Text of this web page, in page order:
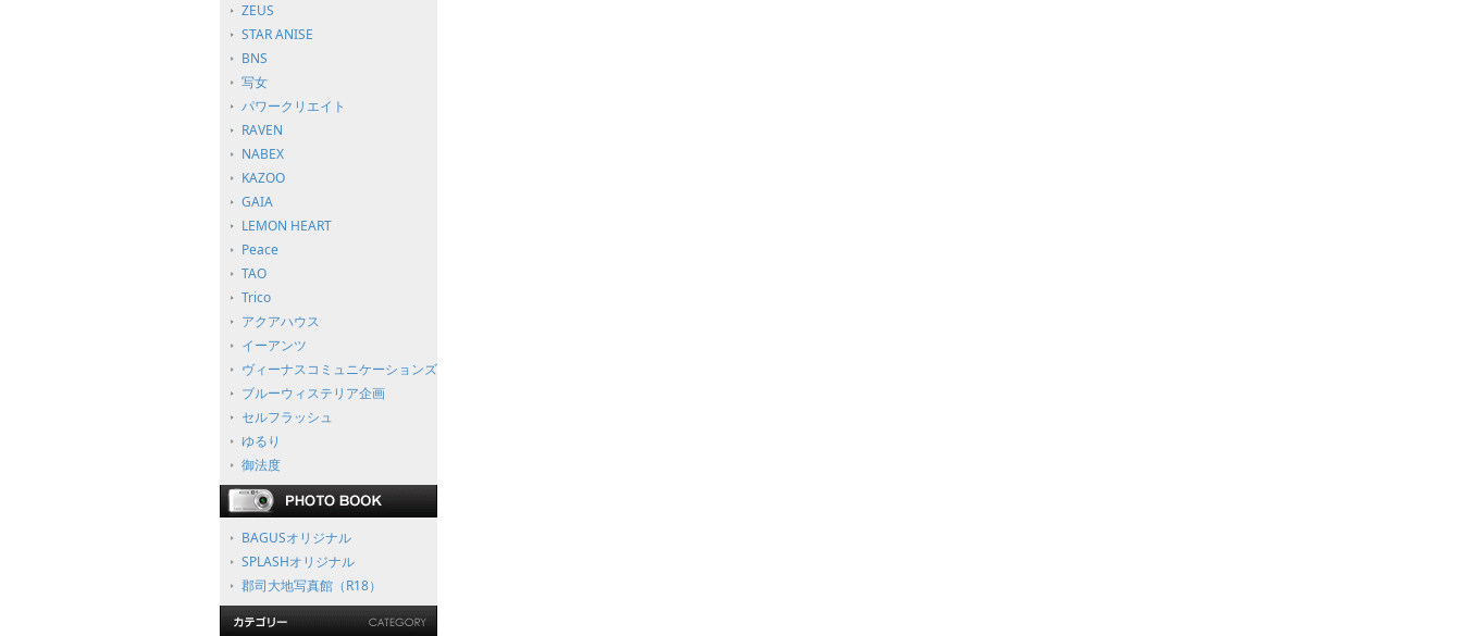
ZEUS
STAR ANISE
BNS
写女
パワークリエイト
RAVEN
NABEX
KAZOO
GAIA
LEMON HEART
Peace
TAO
Trico
アクアハウス
イーアンツ
ヴィーナスコミュニケーションズ
ブルーウィステリア企画
セルフラッシュ
ゆるり
御法度
BAGUSオリジナル
SPLASHオリジナル
郡司大地写真館（R18）